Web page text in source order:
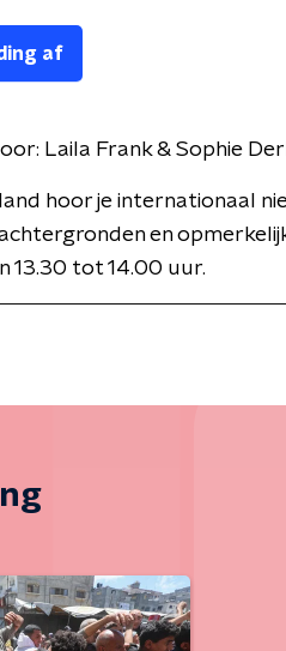
af
Laila Frank & Sophie
hoor je internationaal
en
13.30 tot 14.00 uur.